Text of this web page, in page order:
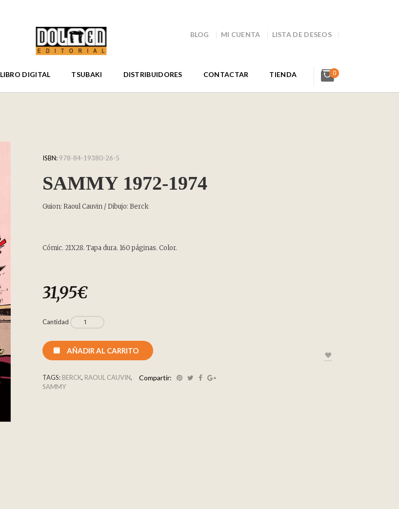
BLOG MI CUENTA LISTA DE DESEOS
LIBRO DIGITAL TSUBAKI DISTRIBUIDORES CONTACTAR TIENDA 0
ISBN: 978-84-19380-26-5
SAMMY 1972-1974
Guion: Raoul Cauvin / Dibujo: Berck
Cómic. 21X28. Tapa dura. 160 páginas. Color.
31,95€
Cantidad
AÑADIR AL CARRITO
TAGS: BERCK, RAOUL CAUVIN,
SAMMY
Compartir: